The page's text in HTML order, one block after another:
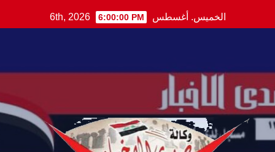
to
الخميس. أغسطس 6th, 2026 6:00:01 PM